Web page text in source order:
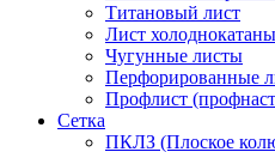
Титановый лист
Лист
Чугунные листы
Перфорированные
Профлист
Сетка
ПКЛЗ (Плоское